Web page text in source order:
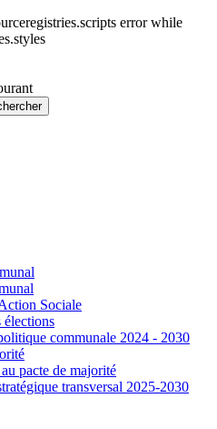
error while
Sociale
élections
communale 2024 - 2030
pacte de majorité
transversal 2025-2030